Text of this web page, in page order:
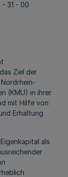
31 - 00
Ziel der
(KMU) in ihrer
mit Hilfe von
Erhaltung
als